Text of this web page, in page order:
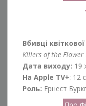
Вбивці квіткової
Killers of the Flower
Дата виходу: 19
На Apple TV+: 12
Роль: Ернест